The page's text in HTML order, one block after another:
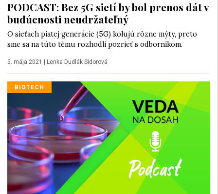
PODCAST: Bez 5G sietí by bol prenos dát v
budúcnosti neudržateľný
O sieťach piatej generácie (5G) kolujú rôzne mýty, preto
sme sa na túto tému rozhodli pozrieť s odborníkom.
5. mája 2021 Lenka Dudlák Sidorová
BIOTECH